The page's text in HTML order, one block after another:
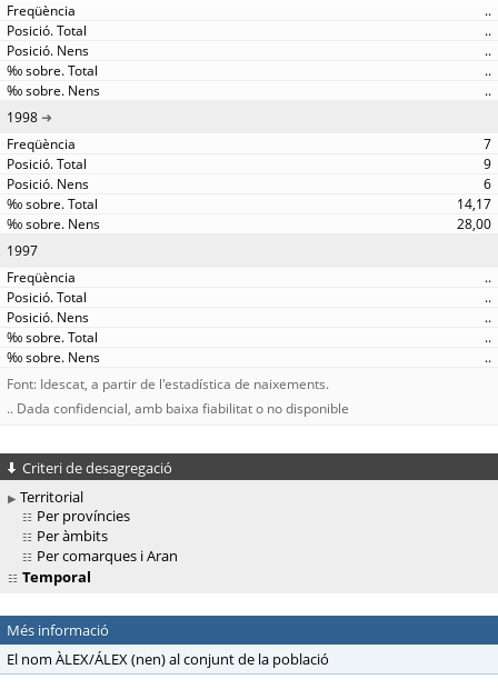
..
..
..
..
..
1998
7
9
6
14,17
28,00
1997
..
..
..
..
..
Font: Idescat, a partir de l'estadística de naixements.
.. Dada confidencial, amb baixa fiabilitat o no disponible
Criteri de desagregació
Territorial
Per províncies
Per àmbits
Per comarques i Aran
Temporal
Més informació
El nom ÀLEX/ÁLEX (nen) al conjunt de la població